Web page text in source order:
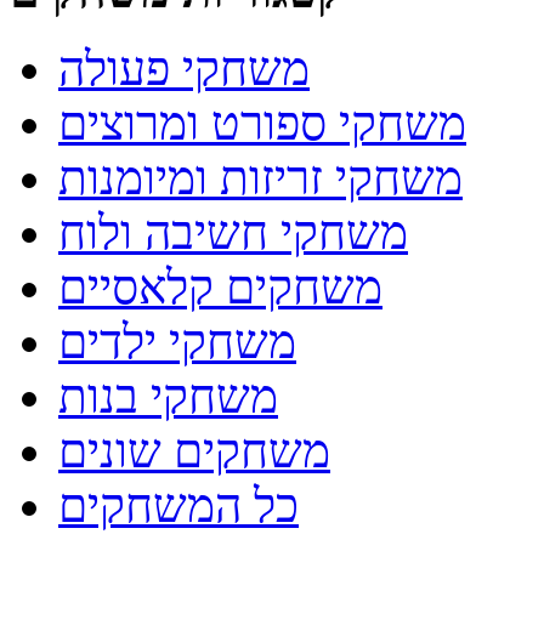
משחקי פעולה
משחקי ספורט ומרוצים
משחקי זריזות ומיומנות
משחקי חשיבה ולוח
משחקים קלאסיים
משחקי ילדים
משחקי בנות
משחקים שונים
כל המשחקים